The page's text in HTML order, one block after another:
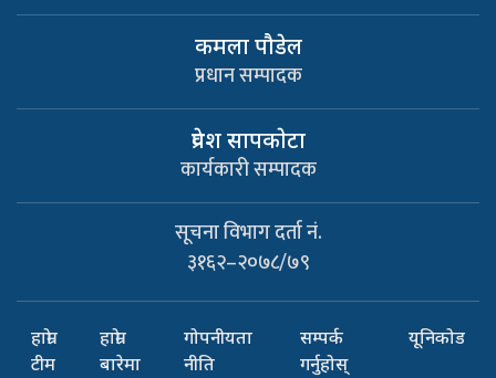
कमला पौडेल
प्रधान सम्पादक
प्रवेश सापकाेटा
कार्यकारी सम्पादक
सूचना विभाग दर्ता नं.
३१६२–२०७८/७९
हाम्रो
टीम
हाम्रो
बारेमा
गोपनीयता
नीति
सम्पर्क
गर्नुहोस्
यूनिकोड